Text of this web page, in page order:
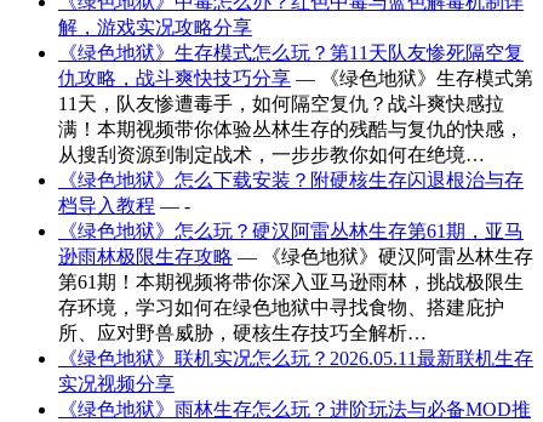
解，游戏实况攻略分享
《绿色地狱》生存模式怎么玩？第11天队友惨死隔空复
仇攻略，战斗爽快技巧分享 — 《绿色地狱》生存模式第
11天，队友惨遭毒手，如何隔空复仇？战斗爽快感拉
满！本期视频带你体验丛林生存的残酷与复仇的快感，
从搜刮资源到制定战术，一步步教你如何在绝境…
《绿色地狱》怎么下载安装？附硬核生存闪退根治与存
档导入教程 — -
《绿色地狱》怎么玩？硬汉阿雷丛林生存第61期，亚马
逊雨林极限生存攻略 — 《绿色地狱》硬汉阿雷丛林生存
第61期！本期视频将带你深入亚马逊雨林，挑战极限生
存环境，学习如何在绿色地狱中寻找食物、搭建庇护
所、应对野兽威胁，硬核生存技巧全解析…
《绿色地狱》联机实况怎么玩？2026.05.11最新联机生存
实况视频分享
《绿色地狱》雨林生存怎么玩？进阶玩法与必备MOD推